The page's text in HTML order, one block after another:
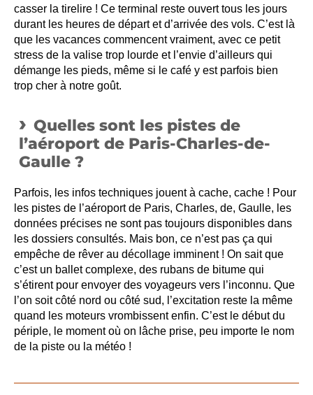
casser la tirelire ! Ce terminal reste ouvert tous les jours
durant les heures de départ et d’arrivée des vols. C’est là
que les vacances commencent vraiment, avec ce petit
stress de la valise trop lourde et l’envie d’ailleurs qui
démange les pieds, même si le café y est parfois bien
trop cher à notre goût.
Quelles sont les pistes de
l’aéroport de Paris-Charles-de-
Gaulle ?
Parfois, les infos techniques jouent à cache, cache ! Pour
les pistes de l’aéroport de Paris, Charles, de, Gaulle, les
données précises ne sont pas toujours disponibles dans
les dossiers consultés. Mais bon, ce n’est pas ça qui
empêche de rêver au décollage imminent ! On sait que
c’est un ballet complexe, des rubans de bitume qui
s’étirent pour envoyer des voyageurs vers l’inconnu. Que
l’on soit côté nord ou côté sud, l’excitation reste la même
quand les moteurs vrombissent enfin. C’est le début du
périple, le moment où on lâche prise, peu importe le nom
de la piste ou la météo !